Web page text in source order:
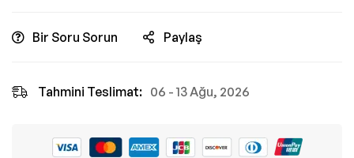
Bir Soru Sorun Paylaş
Tahmini Teslimat: 06 - 13 Ağu, 2026